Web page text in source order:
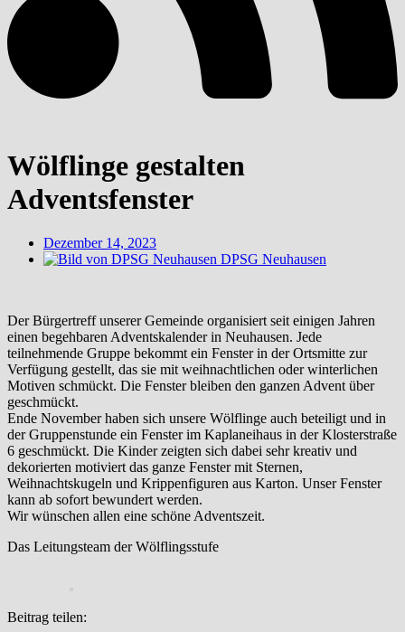
Wölflinge gestalten
Adventsfenster
Dezember 14, 2023
DPSG Neuhausen
Der Bürgertreff unserer Gemeinde organisiert seit einigen Jahren
einen begehbaren Adventskalenderin Neuhausen. Jede
teilnehmende Gruppe bekommt ein Fenster in der Ortsmitte zur
Verfügung gestellt, das sie mit weihnachtlichen oder winterlichen
Motiven schmückt. Die Fenster bleiben den ganzen Advent über
geschmückt.
Ende November haben sich unsere Wölflinge auch beteiligt und in
der Gruppenstunde ein Fenster im Kaplaneihaus in der Klosterstraße
6 geschmückt. Die Kinder zeigten sich dabei sehr kreativ und
dekorierten motiviert das ganze Fenster mit Sternen,
Weihnachtskugeln und Krippenfiguren aus Karton. Unser Fenster
kann ab sofort bewundert werden.
Wir wünschen allen eine schöne Adventszeit.
Das Leitungsteam der Wölflingsstufe
Beitrag teilen: